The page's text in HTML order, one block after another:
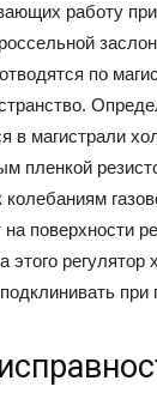
работу
по
в магистрали
пленкой
колебаниям
поверхности
этого регулятор
при